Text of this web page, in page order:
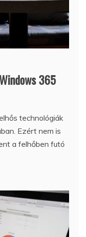
365
technológiák
Ezért nem is
a felhőben futó